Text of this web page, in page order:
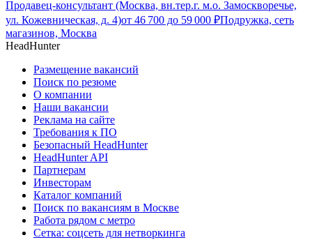
Продавец-консультант (Москва, вн.тер.г. м.о. Замоскворечье,
ул. Кожевническая, д. 4)от 46 700 до 59 000 ₽Подружка, сеть
магазинов, Москва
HeadHunter
Размещение вакансий
Поиск по резюме
О компании
Наши вакансии
Реклама на сайте
Требования к ПО
Безопасный HeadHunter
HeadHunter API
Партнерам
Инвесторам
Каталог компаний
Поиск по вакансиям в Москве
Работа рядом с метро
Сетка: соцсеть для нетворкинга